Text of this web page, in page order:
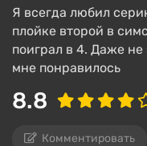
квесты и может
влияющие на
Черты характера
жизненные цели (20
«личности» сима.
предпочтения,
Я всегда любил
плойке второй в
поиграл в 4. Даже
мне понравилось
8.8
Комментировать